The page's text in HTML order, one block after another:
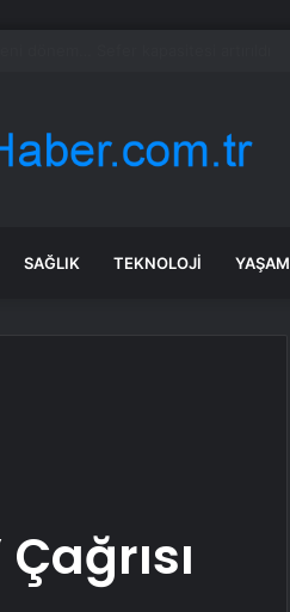
SAĞLIK TEKNOLOJI YAŞAM